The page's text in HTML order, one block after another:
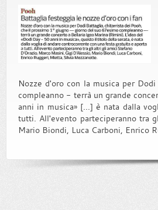
Nozze d'oro con la musica per
compleanno - terrà un grande
anni in musica» [...] è nata dalla
tutti. All'evento parteciperanno tra
Mario Biondi, Luca Carboni, Enrico